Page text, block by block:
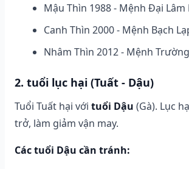
Mậu Thìn 1988 - Mệnh Đại Lâm
Canh Thìn 2000 - Mệnh Bạch
Nhâm Thìn 2012 - Mệnh
2. tuổi lục hại (Tuất - Dậu)
Tuổi Tuất hại với tuổi Dậu (Gà). Lục
trở, làm giảm vận may.
Các tuổi Dậu cần tránh: